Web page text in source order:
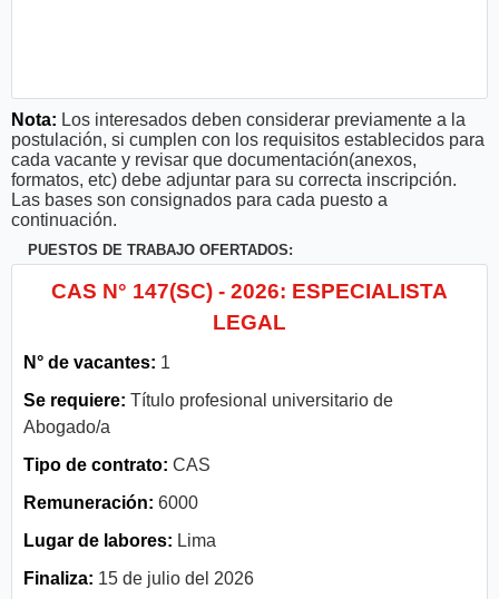
Nota: Los interesados deben considerar previamente a la
postulación, si cumplen con los requisitos establecidos para
cada vacante y revisar que documentación(anexos,
formatos, etc) debe adjuntar para su correcta inscripción.
Las bases son consignados para cada puesto a
continuación.
PUESTOS DE TRABAJO OFERTADOS:
CAS N° 147(SC) - 2026: ESPECIALISTA
LEGAL
N° de vacantes: 1
Se requiere: Título profesional universitario de
Abogado/a
Tipo de contrato: CAS
Remuneración: 6000
Lugar de labores: Lima
Finaliza: 15 de julio del 2026